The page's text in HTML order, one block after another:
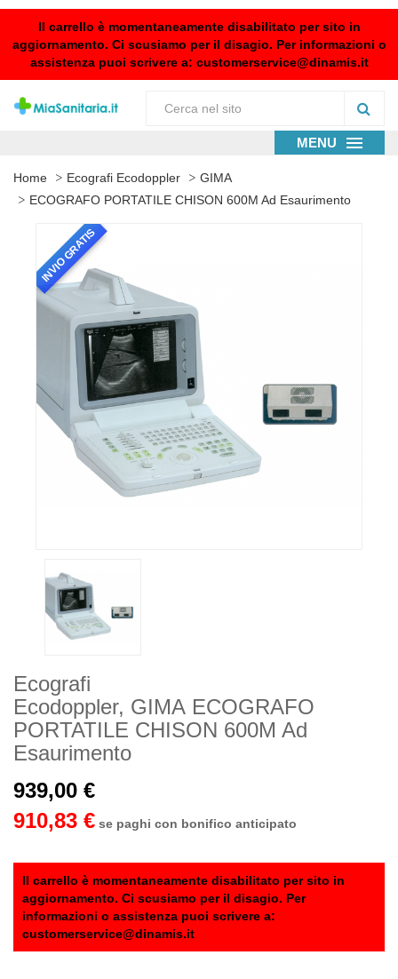
Il carrello è momentaneamente disabilitato per sito in
aggiornamento. Ci scusiamo per il disagio. Per informazioni o
assistenza puoi scrivere a: customerservice@dinamis.it
MENU
Home Ecografi Ecodoppler
GIMA
ECOGRAFO PORTATILE CHISON 600M Ad Esaurimento
INVIO GRATIS
Ecografi
Ecodoppler, GIMA ECOGRAFO
PORTATILE CHISON 600M Ad
Esaurimento
939,00 €
910,83 € se paghi con bonifico anticipato
Il carrello è momentaneamente disabilitato per sito in
aggiornamento. Ci scusiamo per il disagio. Per
informazioni o assistenza puoi scrivere a:
customerservice@dinamis.it